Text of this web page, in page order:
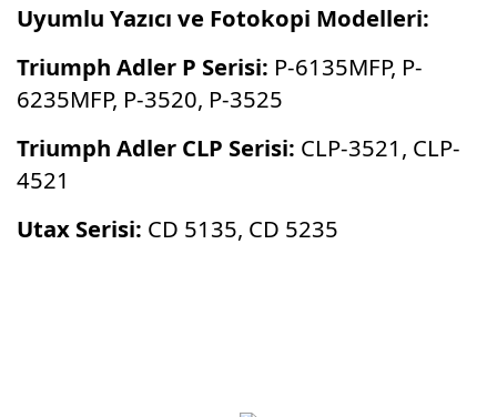
Uyumlu Yazıcı ve Fotokopi Modelleri:
Triumph Adler P Serisi: P-6135MFP, P-
6235MFP, P-3520, P-3525
Triumph Adler CLP Serisi: CLP-3521, CLP-
4521
Utax Serisi: CD 5135, CD 5235